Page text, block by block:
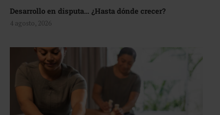
Desarrollo en disputa… ¿Hasta dónde crecer?
4 agosto, 2026